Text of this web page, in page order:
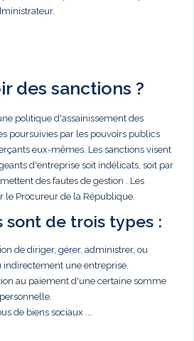
des sanctions ?
politique d'assainissement des
poursuivies par les pouvoirs publics
eux-mêmes. Les sanctions visent
d'entreprise soit indélicats, soit par
des fautes de gestion . Les
le Procureur de la République.
sont de trois types :
de diriger, gérer, administrer, ou
une entreprise.
au paiement d'une certaine somme
de biens sociaux ...